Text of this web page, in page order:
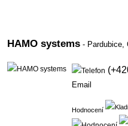
HAMO systems - Pardubice,
Email
Hodnocení